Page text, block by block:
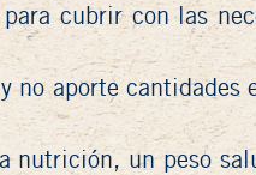
cubrir con las
no aporte cantidades
nutrición, un peso